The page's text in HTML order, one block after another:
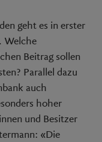
geht es in erster
Welche
Beitrag sollen
Parallel dazu
auch
hoher
und Besitzer
«Die